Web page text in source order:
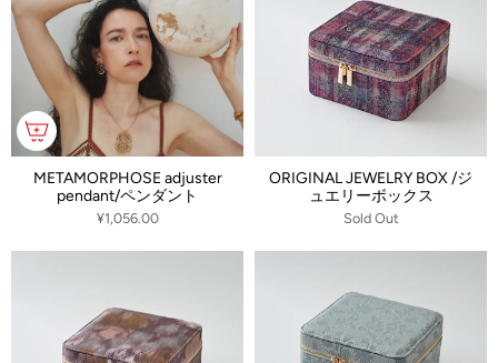
METAMORPHOSE adjuster
pendant/ペンダント
¥1,056.00
ORIGINAL JEWELRY BOX /ジ
ュエリーボックス
Sold Out